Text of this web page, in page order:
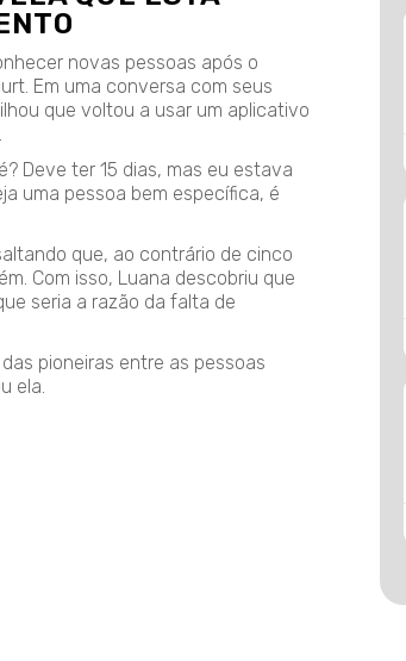
novas pessoas após o
Em uma conversa com seus
que voltou a usar um aplicativo
Deve ter 15 dias, mas eu estava
uma pessoa bem específica, é
que, ao contrário de cinco
Com isso, Luana descobriu que
seria a razão da falta de
pioneiras entre as pessoas
ela.